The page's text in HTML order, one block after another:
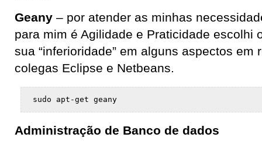
Geany – por atender as minhas
para mim é Agilidade e Praticidade escolhi
sua “inferioridade” em alguns aspectos em
colegas Eclipse e Netbeans.
sudo apt-get geany
Administração de Banco de dados